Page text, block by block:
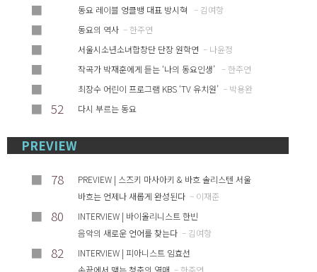
■ 동요 레이블 엉클뱅 대표 방시혁 – 김여항
■ 동요의 역사 – 한주연
■ 서울시소년소녀합창단 단장 원학연 – 나윤정
■ 작곡가 박재훈에게 듣는 ‘나의 동요인생’ – 한주연
■ 최장수 어린이 프로그램 KBS ‘TV 유치원’ – 박용완
■ 52 다시 부르는 동요
PREVIEW
■ 78
PREVIEW | 스즈키 마사아키 & 바흐 솔리스텐 서울
바흐는 언제나 새롭게 완성된다 – 이재준
■ 80
INTERVIEW | 바이올리니스트 한빈
음악의 새로운 언어를 찾는다 – 김여항
■ 82
INTERVIEW | 피아니스트 임효선
손끝에서 맺는 청춘의 열매 – 한주연